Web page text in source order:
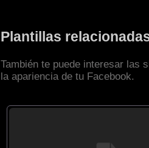
Plantillas
También te puede interesar las
la apariencia de tu Facebook.